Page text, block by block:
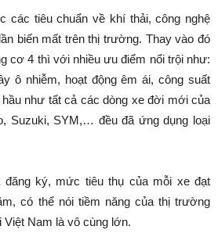
các tiêu chuẩn về khí thải, công nghệ
biến mất trên thị trường. Thay vào đó
cơ 4 thì với nhiều ưu điểm nổi trội như:
ô nhiễm, hoạt động êm ái, công suất
như tất cả các dòng xe đời mới của
Suzuki, SYM,… đều đã ứng dụng loại
ký, mức tiêu thụ của mỗi xe đạt
có thể nói tiềm năng của thị trường
Nam là vô cùng lớn.